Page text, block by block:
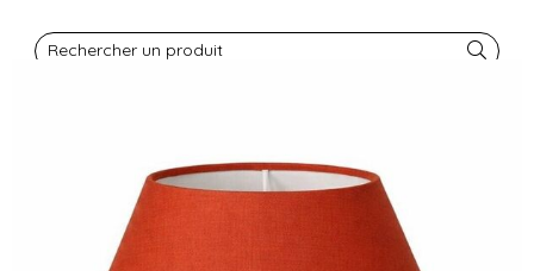
Rechercher un produit